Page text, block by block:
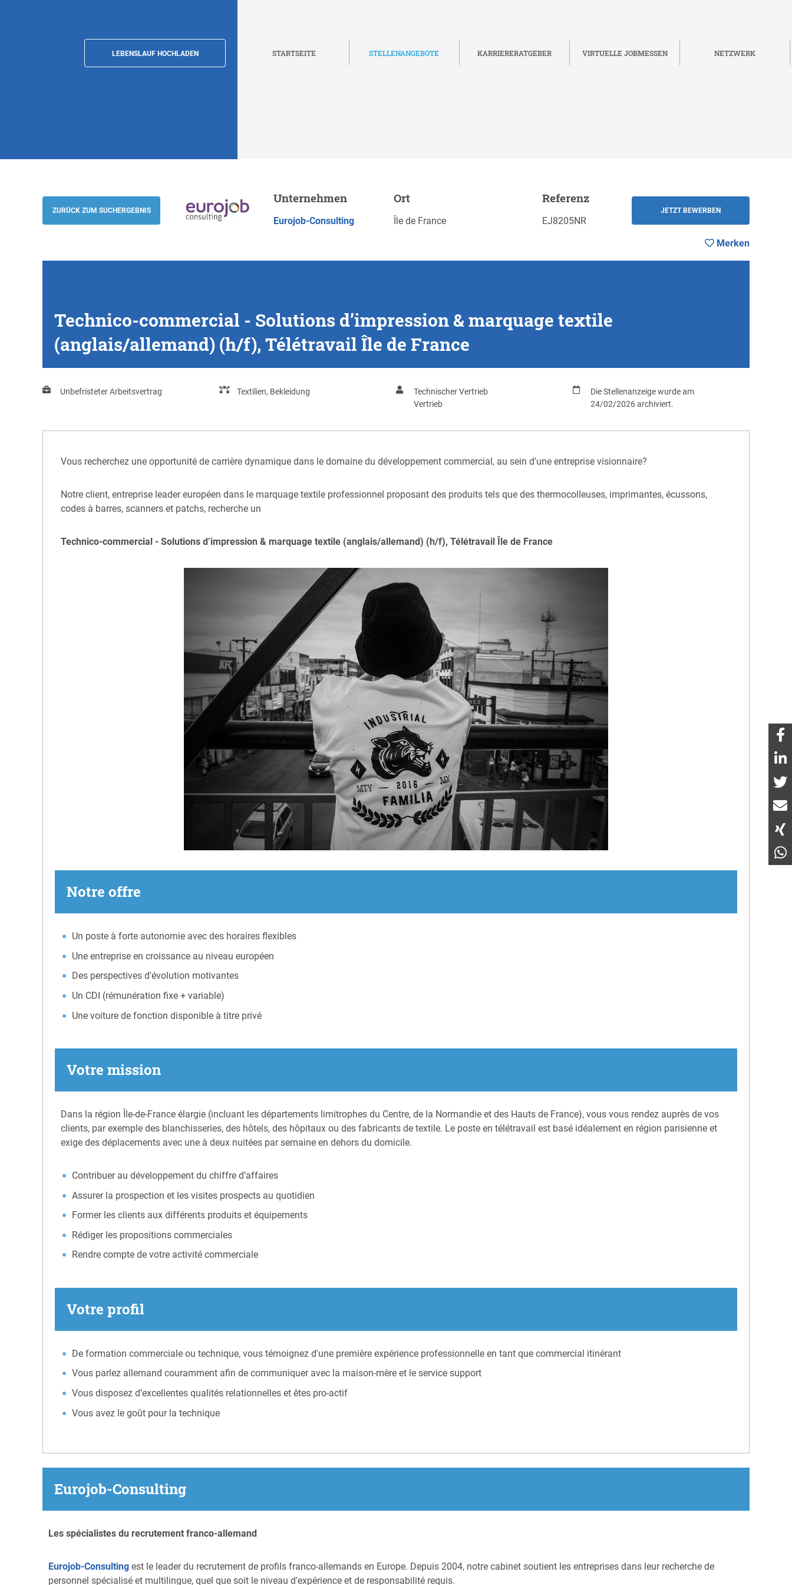
LEBENSLAUF HOCHLADEN STARTSEITE STELLENANGEBOTE KARRIERERATGEBER VIRTUELLE JOBMESSEN NETZWERK
(anglais/allemand) (h/f), Télétravail Île de France
Eurojob-Consulting
Merken
ZURÜCK ZUM SUCHERGEBNIS
Unternehmen
Eurojob-Consulting
Ort
Île de France
Referenz
EJ8205NR
JETZT BEWERBEN
Merken
Technico-commercial - Solutions d’impression & marquage textile
(anglais/allemand) (h/f), Télétravail Île de France
Unbefristeter Arbeitsvertrag Textilien, Bekleidung
Technischer Vertrieb
Vertrieb
Die Stellenanzeige wurde am
24/02/2026 archiviert.
Vous recherchez une opportunité de carrière dynamique dans le domaine du développement commercial, au sein d'une entreprise visionnaire?
Notre client, entreprise leader européen dans le marquage textile professionnel proposant des produits tels que des thermocolleuses, imprimantes, écussons,
codes à barres, scanners et patchs, recherche un
Technico-commercial - Solutions d’impression & marquage textile (anglais/allemand) (h/f), Télétravail Île de France
Notre offre
Un poste à forte autonomie avec des horaires flexibles
Une entreprise en croissance au niveau européen
Des perspectives d'évolution motivantes
Un CDI (rémunération fixe + variable)
Une voiture de fonction disponible à titre privé
Votre mission
Dans la région Île-de-France élargie (incluant les départements limitrophes du Centre, de la Normandie et des Hauts de France), vous vous rendez auprès de vos
clients, par exemple des blanchisseries, des hôtels, des hôpitaux ou des fabricants de textile. Le poste en télétravail est basé idéalement en région parisienne et
exige des déplacements avec une à deux nuitées par semaine en dehors du domicile.
Contribuer au développement du chiffre d’affaires
Assurer la prospection et les visites prospects au quotidien
Former les clients aux différents produits et équipements
Rédiger les propositions commerciales
Rendre compte de votre activité commerciale
Votre profil
De formation commerciale ou technique, vous témoignez d'une première expérience professionnelle en tant que commercial itinérant
Vous parlez allemand couramment afin de communiquer avec la maison-mère et le service support
Vous disposez d’excellentes qualités relationnelles et êtes pro-actif
Vous avez le goût pour la technique
Eurojob-Consulting
Les spécialistes du recrutement franco-allemand
Eurojob-Consulting est le leader du recrutement de profils franco-allemands en Europe. Depuis 2004, notre cabinet soutient les entreprises dans leur recherche de
personnel spécialisé et multilingue, quel que soit le niveau d'expérience et de responsabilité requis.